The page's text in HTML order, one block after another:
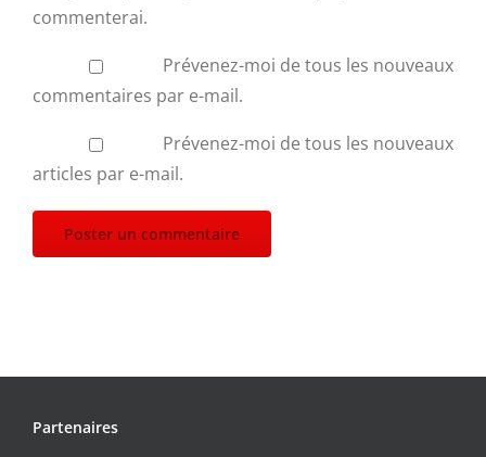
commenterai.
Prévenez-moi de tous les nouveaux
commentaires par e-mail.
Prévenez-moi de tous les nouveaux
articles par e-mail.
Partenaires